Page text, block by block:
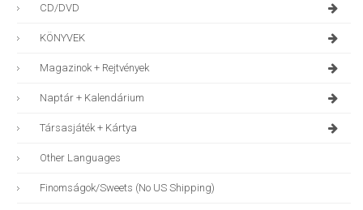
CD/DVD
KÖNYVEK
Magazinok + Rejtvények
Naptár + Kalendárium
Társasjáték + Kártya
Other Languages
Finomságok/sweets (no US Shipping)